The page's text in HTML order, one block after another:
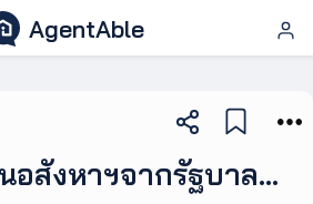
AgentAble
อสังหาฯจากรัฐบาล…